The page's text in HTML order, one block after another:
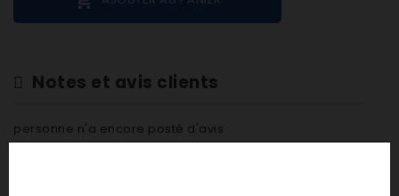
Notes et avis clients
personne n'a encore posté d'avis